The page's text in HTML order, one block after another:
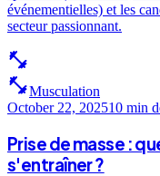
événementielles) et les
secteur passionnant.
fitness_center
fitness_centerMusculation
October 22, 202510 min
Prise de masse :
s'entraîner ?